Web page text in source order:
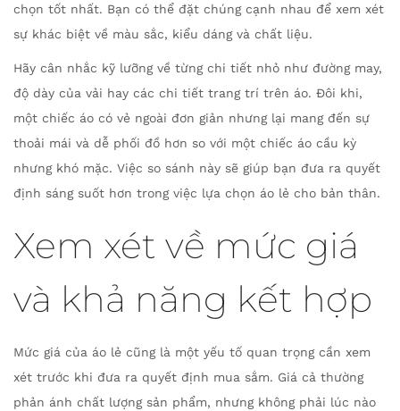
chọn tốt nhất. Bạn có thể đặt chúng cạnh nhau để xem xét
sự khác biệt về màu sắc, kiểu dáng và chất liệu.
Hãy cân nhắc kỹ lưỡng về từng chi tiết nhỏ như đường may,
độ dày của vải hay các chi tiết trang trí trên áo. Đôi khi,
một chiếc áo có vẻ ngoài đơn giản nhưng lại mang đến sự
thoải mái và dễ phối đồ hơn so với một chiếc áo cầu kỳ
nhưng khó mặc. Việc so sánh này sẽ giúp bạn đưa ra quyết
định sáng suốt hơn trong việc lựa chọn áo lẻ cho bản thân.
Xem xét về mức giá
và khả năng kết hợp
Mức giá của áo lẻ cũng là một yếu tố quan trọng cần xem
xét trước khi đưa ra quyết định mua sắm. Giá cả thường
phản ánh chất lượng sản phẩm, nhưng không phải lúc nào